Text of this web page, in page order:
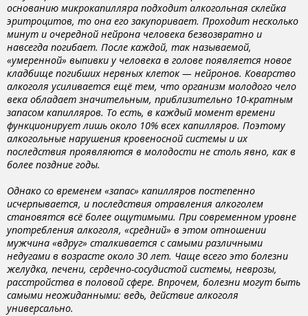
основанию микрокапилляра подходит алкогольная склейка
эритроцитов, то она его закупоривает. Проходит несколько
минут и очередной нейрона человека безвозвратно и
навсегда погибает. После каждой, так называемой,
«умеренной» выпивки у человека в голове появляется новое
кладбище погибших нервных клеток — нейронов. Коварство
алкоголя усиливается ещё тем, что организм молодого чело
века обладает значительным, приблизительно 10-кратным
запасом капилляров. То есть, в каждый момент времени
функционирует лишь около 10% всех капилляров. Поэтому
алкогольные нарушения кровеносной системы и их
последствия проявляются в молодости не столь явно, как в
более поздние годы.
Однако со временем «запас» капилляров постепенно
исчерпывается, и последствия отравления алкоголем
становятся всё более ощутимыми. При современном уровне
употребления алкоголя, «средний» в этом отношении
мужчина «вдруг» сталкивается с самыми различными
недугами в возрасте около 30 лет. Чаще всего это болезни
желудка, печени, сердечно-сосудистой системы, неврозы,
расстройства в половой сфере. Впрочем, болезни могут быть
самыми неожиданными: ведь, действие алкоголя
универсально.